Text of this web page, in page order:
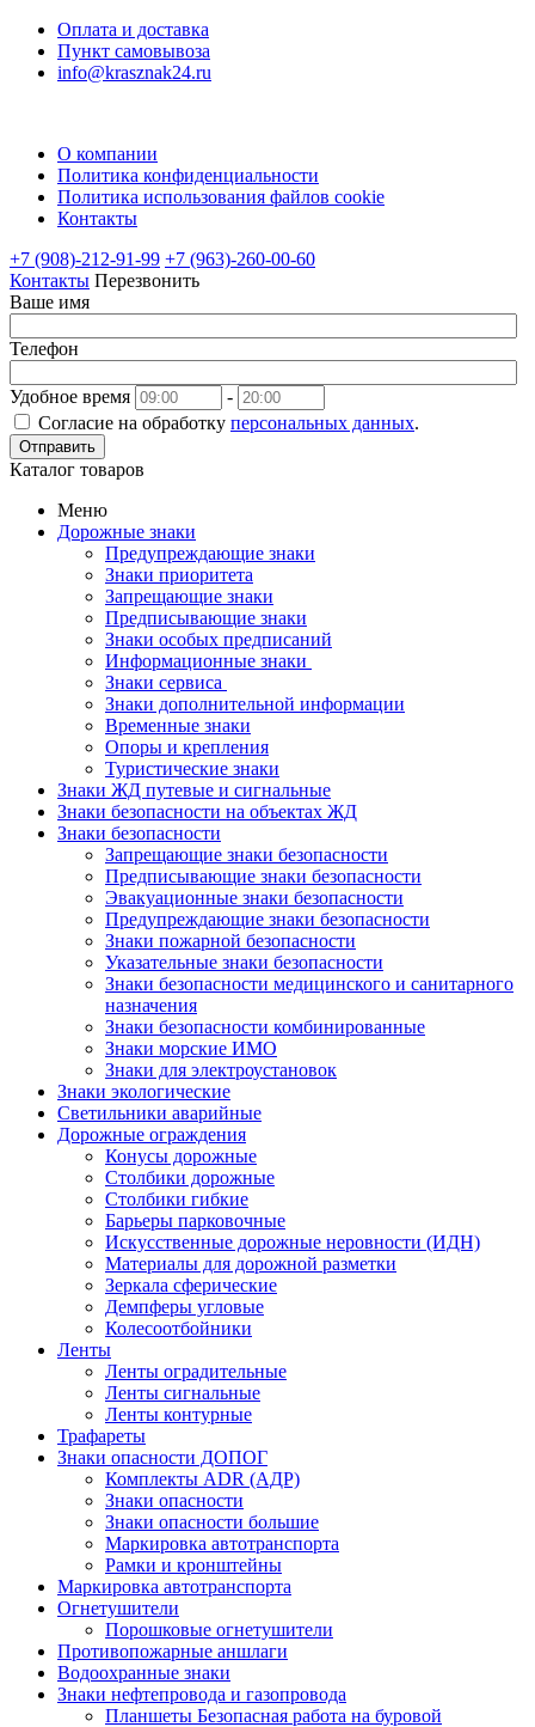
Оплата и доставка
Пункт самовывоза
info@krasznak24.ru
О компании
Политика конфиденциальности
Политика использования файлов cookie
Контакты
+7 (908)-212-91-99 +7 (963)-260-00-60
Контакты Перезвонить
Ваше имя
Телефон
Удобное время
-
Согласие на обработку персональных данных.
Отправить
Каталог товаров
Меню
Дорожные знаки
Предупреждающие знаки
Знаки приоритета
Запрещающие знаки
Предписывающие знаки
Знаки особых предписаний
Информационные знаки
Знаки сервиса
Знаки дополнительной информации
Временные знаки
Опоры и крепления
Туристические знаки
Знаки ЖД путевые и сигнальные
Знаки безопасности на объектах ЖД
Знаки безопасности
Запрещающие знаки безопасности
Предписывающие знаки безопасности
Эвакуационные знаки безопасности
Предупреждающие знаки безопасности
Знаки пожарной безопасности
Указательные знаки безопасности
Знаки безопасности медицинского и санитарного
назначения
Знаки безопасности комбинированные
Знаки морские ИМО
Знаки для электроустановок
Знаки экологические
Светильники аварийные
Дорожные ограждения
Конусы дорожные
Столбики дорожные
Столбики гибкие
Барьеры парковочные
Искусственные дорожные неровности (ИДН)
Материалы для дорожной разметки
Зеркала сферические
Демпферы угловые
Колесоотбойники
Ленты
Ленты оградительные
Ленты сигнальные
Ленты контурные
Трафареты
Знаки опасности ДОПОГ
Комплекты ADR (АДР)
Знаки опасности
Знаки опасности большие
Маркировка автотранспорта
Рамки и кронштейны
Маркировка автотранспорта
Огнетушители
Порошковые огнетушители
Противопожарные аншлаги
Водоохранные знаки
Знаки нефтепровода и газопровода
Планшеты Безопасная работа на буровой